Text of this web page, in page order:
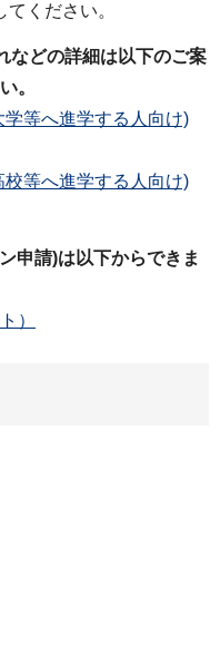
ください。
などの詳細は以下のご案
。
等へ進学する人向け)
等へ進学する人向け)
申請)は以下からできま
）